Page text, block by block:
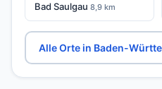
Bad Saulgau 8,9 km
Alle Orte in Baden-